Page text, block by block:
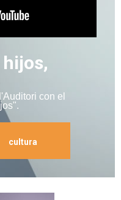
con el
cultura